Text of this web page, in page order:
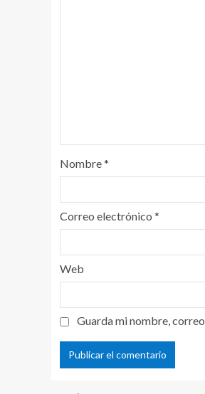
Nombre*
Correo electrónico *
Web
Guarda mi nombre,